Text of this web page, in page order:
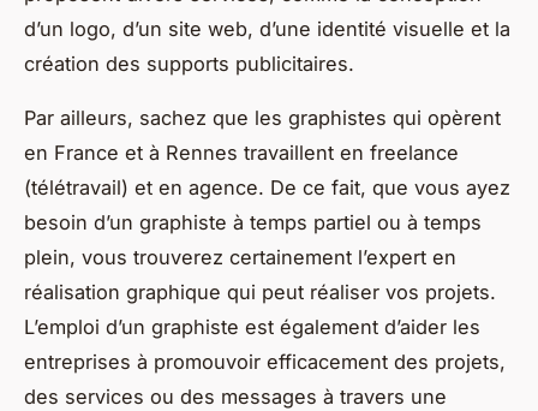
d’un logo, d’un site web, d’une identité visuelle et la
création des supports publicitaires.
Par ailleurs, sachez que les graphistes qui opèrent
en France et à Rennes travaillent en freelance
(télétravail) et en agence. De ce fait, que vous ayez
besoin d’un graphiste à temps partiel ou à temps
plein, vous trouverez certainement l’expert en
réalisation graphique qui peut réaliser vos projets.
L’emploi d’un graphiste est également d’aider les
entreprises à promouvoir efficacement des projets,
des services ou des messages à travers une